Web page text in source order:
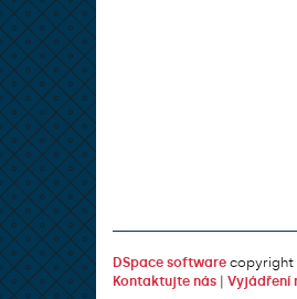
DSpace software copyright
Kontaktujte nás
Vyjádření